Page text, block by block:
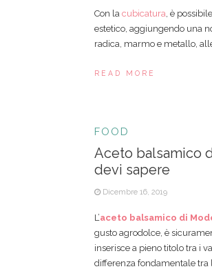
Con la cubicatura, è
estetico, aggiungendo una
radica, marmo e metallo,
READ MORE
FOOD
Aceto balsamico
devi sapere
Dicembre 16, 2019
L’aceto balsamico di
gusto agrodolce, è
inserisce a pieno titolo tra i
differenza fondamentale tra